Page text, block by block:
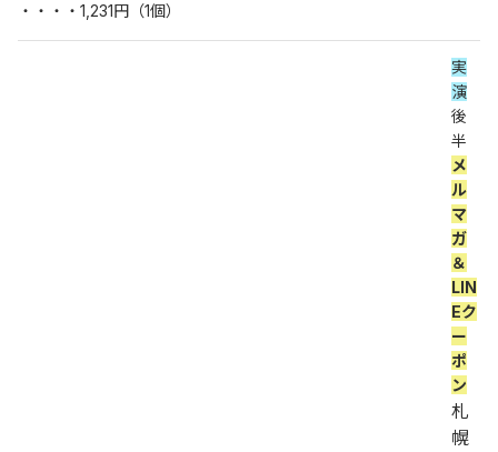
・・・・1,231円（1個）
実
演
後
半
メ
ル
マ
ガ
＆
LIN
Eク
ー
ポ
ン
札
幌